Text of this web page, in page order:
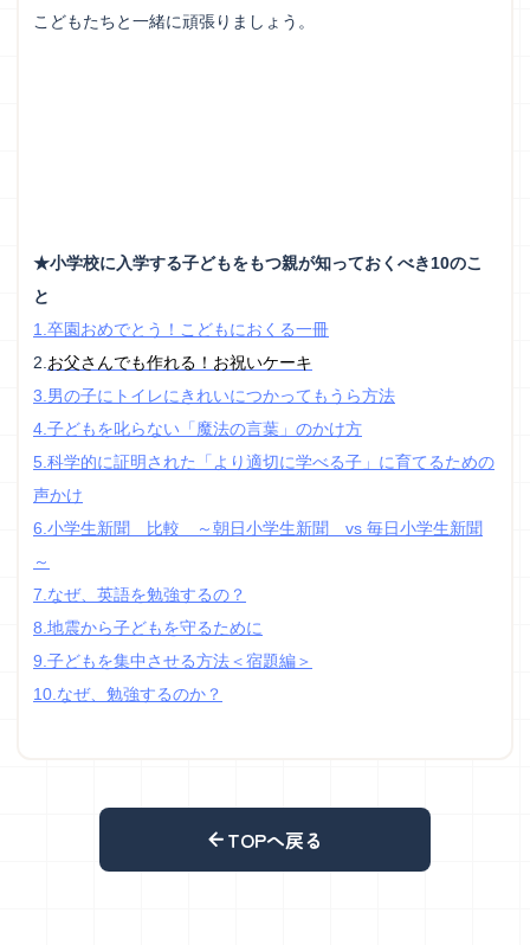
こどもたちと一緒に頑張りましょう。
★小学校に入学する子どもをもつ親が知っておくべき10のこ
と
1.卒園おめでとう！こどもにおくる一冊
2. お父さんでも作れる！お祝いケーキ
3.男の子にトイレにきれいにつかってもうら方法
4.子どもを叱らない「魔法の言葉」のかけ方
5.科学的に証明された「より適切に学べる子」に育てるための
声かけ
6.小学生新聞 比較 ～朝日小学生新聞 vs 毎日小学生新聞
～
7.なぜ、英語を勉強するの？
8.地震から子どもを守るために
9.子どもを集中させる方法＜宿題編＞
10.なぜ、勉強するのか？
TOPへ戻る